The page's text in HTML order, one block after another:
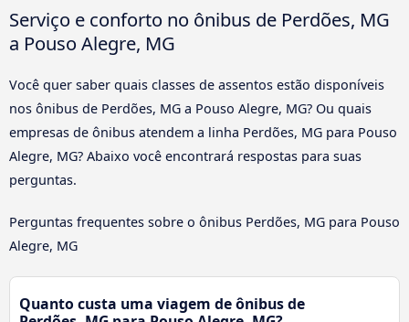
Serviço e conforto no ônibus de Perdões, MG
a Pouso Alegre, MG
Você quer saber quais classes de assentos estão disponíveis
nos ônibus de Perdões, MG a Pouso Alegre, MG? Ou quais
empresas de ônibus atendem a linha Perdões, MG para Pouso
Alegre, MG? Abaixo você encontrará respostas para suas
perguntas.
Perguntas frequentes sobre o ônibus Perdões, MG para Pouso
Alegre, MG
Quanto custa uma viagem de ônibus de